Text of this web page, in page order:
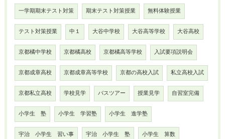
一学期期末テスト対策 期末テスト対策授業 無料体験授業
テスト対策授業 中１ 大谷中学校 大谷高等学校 大谷高校
京都橘中学校 京都橘高校 京都橘高等学校 入試要項説明会
京都成章高校 京都成章高等学校 京都の高校入試 私立高校入試
京都私立高校 学校見学 バスツアー 授業見学 自習室完備
小学生 塾 小学生 学習塾 小学生 進学塾
宇治 小学生 習い事 宇治 小学生 塾 小学生 算数